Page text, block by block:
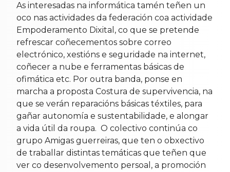
As interesadas na informática tamén teñen un
oco nas actividades da federación coa actividade
Empoderamento Dixital, co que se pretende
refrescar coñecementos sobre correo
electrónico, xestións e seguridade na internet,
coñecer a nube e ferramentas básicas de
ofimática etc. Por outra banda, ponse en
marcha a proposta Costura de supervivencia, na
que se verán reparacións básicas téxtiles, para
gañar autonomía e sustentabilidade, e alongar
a vida útil da roupa. O colectivo continúa co
grupo Amigas guerreiras, que ten o obxectivo
de traballar distintas temáticas que teñen que
ver co desenvolvemento persoal, a promoción